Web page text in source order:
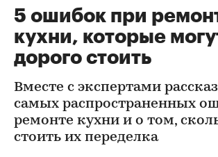
5 ошибок при
кухни, которые
дорого стоить
Вместе с экспертами
самых распространенных
ремонте кухни и о том,
стоить их переделка